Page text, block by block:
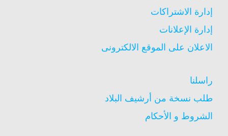
إدارة الاشتراكات
إدارة الإعلانات
الاعلان على الموقع الالكترونى
راسلنا
طلب نسخة من أرشيف البلاد
الشروط و الأحكام